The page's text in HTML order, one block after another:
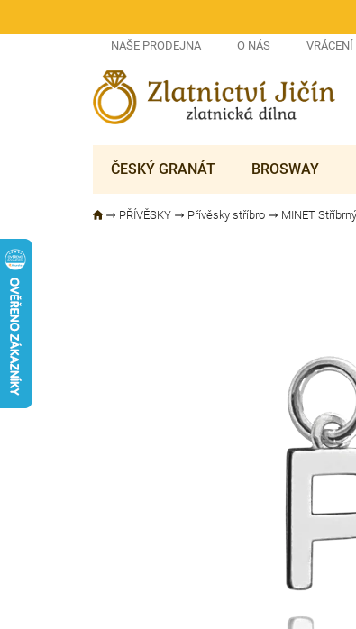
NAŠE PRODEJNA O NÁS
ČESKÝ GRANÁT BROSWAY
PŘÍVĚSKY Přívěsky stříbro MINET